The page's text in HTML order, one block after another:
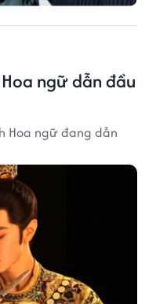
ngữ dẫn đầu
Hoa ngữ đang dẫn